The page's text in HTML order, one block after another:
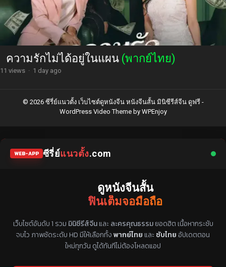
ความรักไม่ได้อยู่ในแผน (พากย์ไทย)
11 views · 1 day ago
© 2026 ซีรี่ย์แนวตั้ง เว็บไซต์ดูหนังจีน หนังจีนสั้น มินิซีรีส์จีน ดูฟรี -
WordPress Video Themeby WPEnjoy
WEB-APP ซีรี่ย์แนวตั้ง.com
ดูหนังจีนสั้น
ฟินเต็มจอมือถือ
เว็บไซต์อันดับ 1 รวม มินิซีรีส์จีนและ ละครคุณธรรมยอดฮิต เนื้อหากระชับ
จบไว ภาพชัดระดับ HD มีให้เลือกทั้งพากย์ไทยและ ซับไทยอัปเดตตอน
ใหม่ทุกวัน ดูได้ทันทีไม่ต้องโหลดแอป